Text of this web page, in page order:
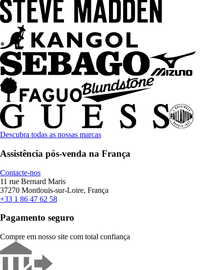
Descubra todas as nossas marcas
Assistência pós-venda na França
Contacte-nos
11 rue Bernard Maris
37270 Montlouis-sur-Loire, França
+33 1 86 47 62 58
Pagamento seguro
Compre em nosso site com total confiança